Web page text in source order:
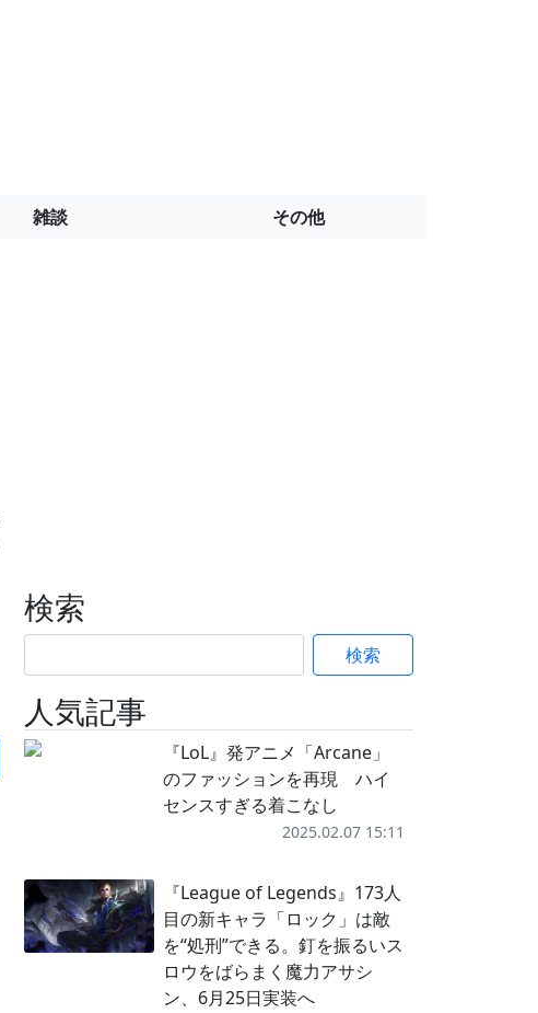
雑談 その他
検索
検索
人気記事
『LoL』発アニメ「Arcane」
のファッションを再現 ハイ
センスすぎる着こなし
2025.02.07 15:11
『League of Legends』173人
目の新キャラ「ロック」は敵
を“処刑”できる。釘を振るいス
ロウをばらまく魔力アサシ
ン、6月25日実装へ